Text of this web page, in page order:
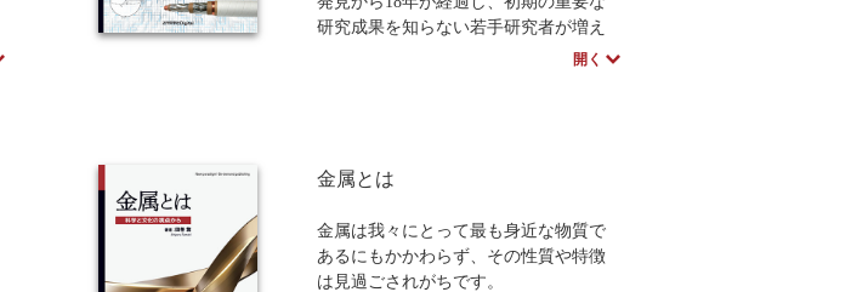
フィジックス解析を理解していただ
き，さらに数値解析の普及における新
して実現することが急務ですが，本書
プリとその配布機能はこれらを一気に
解決できる可能性を秘めています。本
書の内容が少しでも皆様の業務，研
研究成果を知らない若手研究者が増え
てきた時期でしたが、それからさらに
は、すでに実用化フェーズに入ってい
導体だけではなく従来の金属超伝導体
が使われているケースも多々ありま
す。そのため、本書では、応用研究に
開く
金属とは
金属は我々にとって最も身近な物質で
あるにもかかわらず、その性質や特徴
は見過ごされがちです。